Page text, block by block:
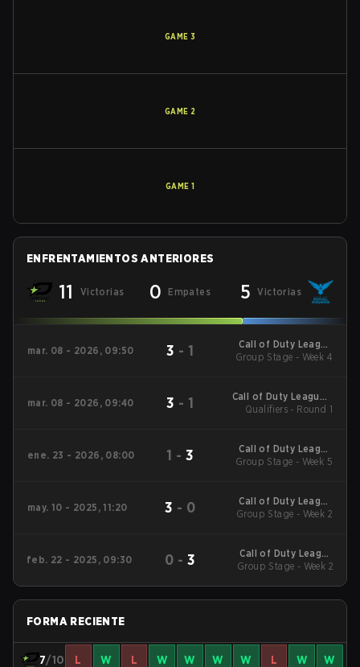
GAME 3
GAME 2
GAME 1
ENFRENTAMIENTOS ANTERIORES
11 Victorias 0 Empates 5 Victorias
mar. 08 - 2026, 09:50 3 - 1
Call of Duty League
2026 Regular Season
Group Stage - Week 4
mar. 08 - 2026, 09:40 3 - 1
Call of Duty League -
Call of Duty League
Qualifiers - Round 1
ene. 23 - 2026, 08:00 1 - 3
Call of Duty League
2026 Regular Season
Group Stage - Week 5
may. 10 - 2025, 11:20 3 - 0
Call of Duty League
2025 Regular Season
Group Stage - Week 2
feb. 22 - 2025, 09:30 0 - 3
Call of Duty League
2025 Regular Season
Group Stage - Week 2
FORMA RECIENTE
7/10 L W L W W W W L W W